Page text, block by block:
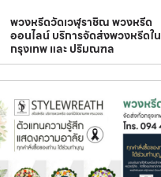
พวงหรีดวัดเวฬุราชิณ พวงหรีด
ออนไลน์ บริการจัดส่งพวงหรีดใน
กรุงเทพ และ ปริมณฑล